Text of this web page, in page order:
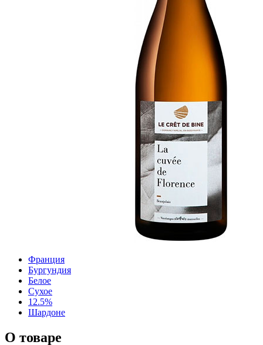
Франция
Бургундия
Белое
Сухое
12.5%
Шардоне
О товаре